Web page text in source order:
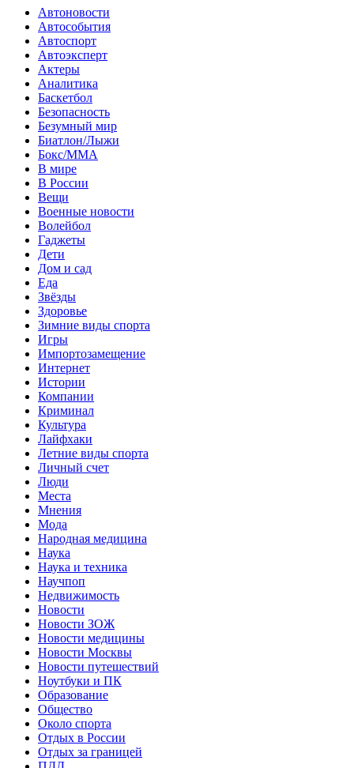
Автоновости
Автособытия
Автоспорт
Автоэксперт
Актеры
Аналитика
Баскетбол
Безопасность
Безумный мир
Биатлон/Лыжи
Бокс/MMA
В мире
В России
Вещи
Военные новости
Волейбол
Гаджеты
Дети
Дом и сад
Еда
Звёзды
Здоровье
Зимние виды спорта
Игры
Импортозамещение
Интернет
Истории
Компании
Криминал
Культура
Лайфхаки
Летние виды спорта
Личный счет
Люди
Места
Мнения
Мода
Народная медицина
Наука
Наука и техника
Научпоп
Недвижимость
Новости
Новости ЗОЖ
Новости медицины
Новости Москвы
Новости путешествий
Ноутбуки и ПК
Образование
Общество
Около спорта
Отдых в России
Отдых за границей